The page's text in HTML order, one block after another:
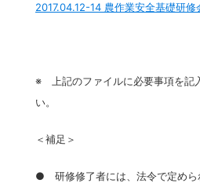
2017.04.12-14 農作業安全基礎研
※ 上記のファイルに必要事項を記
い。
＜補足＞
● 研修修了者には、法令で定めら